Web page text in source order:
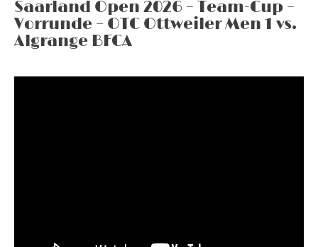
Saarland Open 2026 – Team-Cup –
Vorrunde – OTC Ottweiler Men 1 vs.
Algrange BFCA